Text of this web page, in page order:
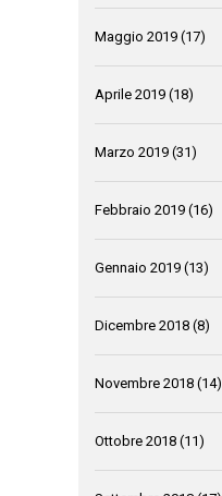
Maggio 2019 (17)
Aprile 2019 (18)
Marzo 2019 (31)
Febbraio 2019 (16)
Gennaio 2019 (13)
Dicembre 2018 (8)
Novembre 2018 (14)
Ottobre 2018 (11)